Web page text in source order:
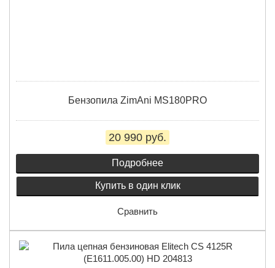
Бензопила ZimAni MS180PRO
20 990 руб.
Подробнее
Купить в один клик
Сравнить